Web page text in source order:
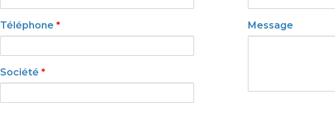
Téléphone*
Société*
Message